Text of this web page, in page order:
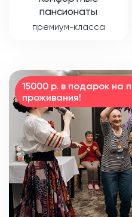
пансионаты
премиум-класса
15000 р. в подарок на
проживания!